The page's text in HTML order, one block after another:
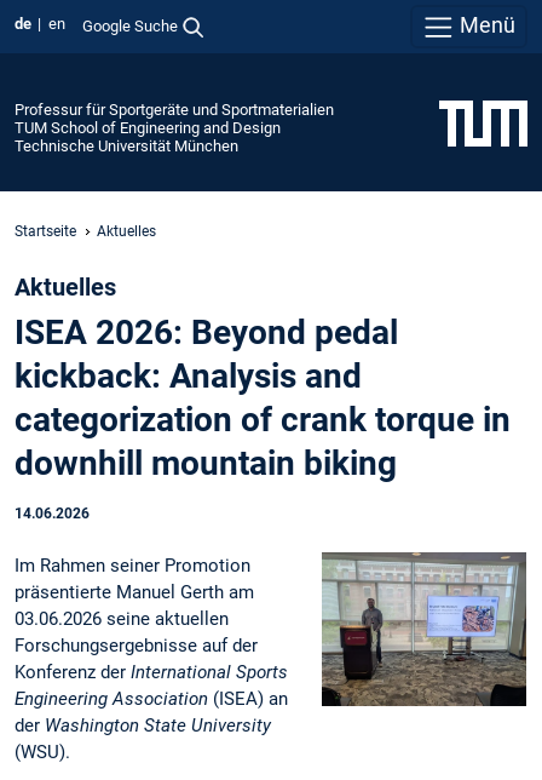
de en Google Suche Menü
Professur für Sportgeräte und Sportmaterialien
TUM School of Engineering and Design
Technische Universität München
Startseite Aktuelles
Aktuelles
ISEA 2026: Beyond pedal
kickback: Analysis and
categorization of crank torque in
downhill mountain biking
14.06.2026
Im Rahmen seiner Promotion
präsentierte Manuel Gerth am
03.06.2026 seine aktuellen
Forschungsergebnisse auf der
Konferenz der International Sports
Engineering Association (ISEA) an
der Washington State University
(WSU).